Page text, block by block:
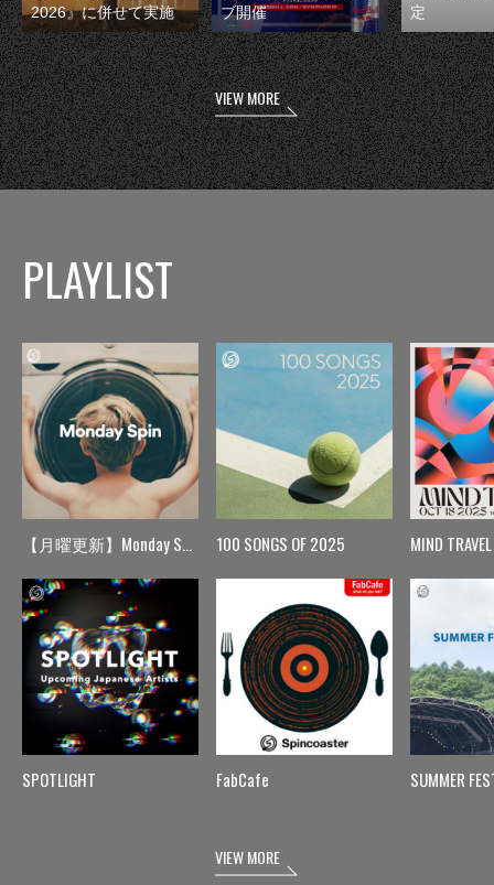
2026』に併せて実施
ブ開催
定
VIEW MORE
PLAYLIST
【月曜更新】Monday Spin
SPOTLIGHT
100 SONGS OF 2025
FabCafe
MIND TRAVEL
SUMMER
VIEW MORE